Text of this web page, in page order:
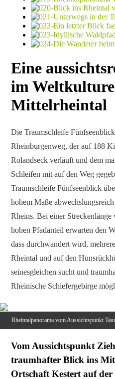
Eine
im
Mittelrheintal
Die Traumschleife
Rheinburgenweg, der auf 188
Rolandseck verläuft und dem
Schleifen mit auf den Weg
Traumschleife Fünfseenblick
hohem Maße
Rheins. Bei einer
hohen Pfadanteil erwarten den
dass durchwandert wird,
Rheintal und auf den
seinesgleichen sucht und
Rheinische Schiefergebirge
Rheintalpanorama vom Aussichtspunkt
Vom Aussichtspunkt
traumhafter Blick ins
Ortschaft Kestert auf der